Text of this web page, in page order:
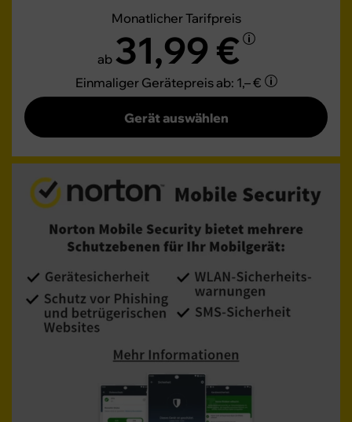
Monatlicher Tarifpreis
ab 31,99 €
Einmaliger Gerätepreisab: 1,– €
Gerät auswählen